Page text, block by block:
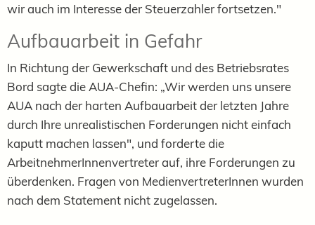
wir auch im Interesse der Steuerzahler fortsetzen."
Aufbauarbeit in Gefahr
In Richtung der Gewerkschaft und des Betriebsrates
Bord sagte die AUA-Chefin: „Wir werden uns unsere
AUA nach der harten Aufbauarbeit der letzten Jahre
durch Ihre unrealistischen Forderungen nicht einfach
kaputt machen lassen", und forderte die
ArbeitnehmerInnenvertreter auf, ihre Forderungen zu
überdenken. Fragen von MedienvertreterInnen wurden
nach dem Statement nicht zugelassen.